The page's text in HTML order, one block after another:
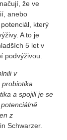
že ve
anebo
který
A to je
5 let v
podvýživou.
v
probiotika
a spojili je se
z
Schwarzer.